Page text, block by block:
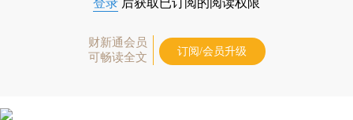
财新通会员
可畅读全文
订阅/会员升级